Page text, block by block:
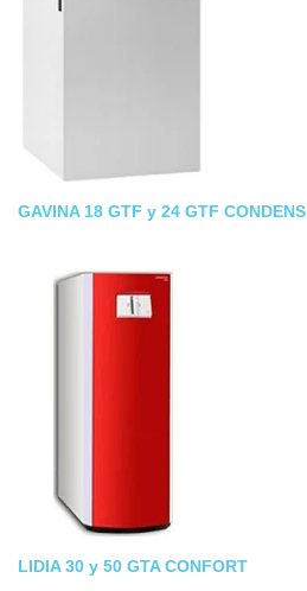
GAVINA 18 GTF y 24 GTF CONDENS
LIDIA 30 y 50 GTA CONFORT